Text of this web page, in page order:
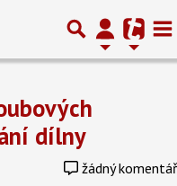
dílny
žádný komentář